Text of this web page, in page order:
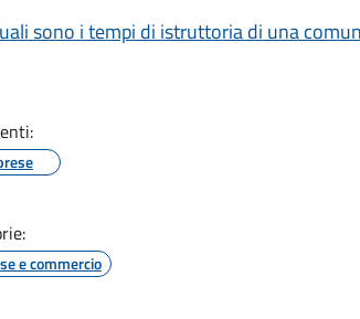
sono i tempi di istruttoria di una
e commercio